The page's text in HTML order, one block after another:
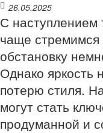
26.05.2025
С наступлением
чаще стремимся
обстановку
Однако яркость
потерю стиля.
могут стать
продуманной и